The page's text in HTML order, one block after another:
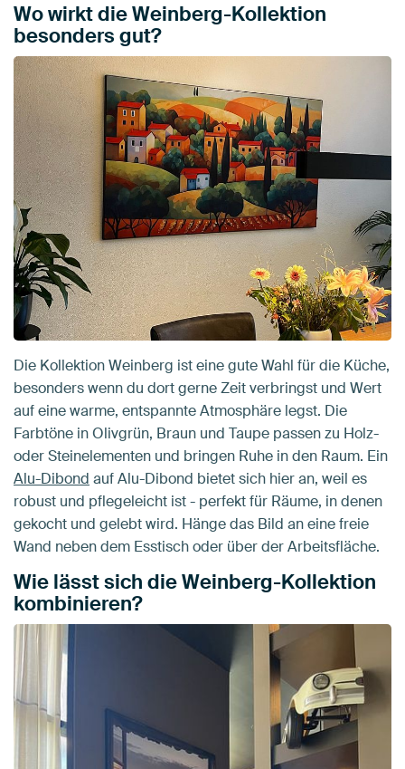
Wo wirkt die Weinberg-Kollektion
besonders gut?
Die Kollektion Weinberg ist eine gute Wahl für die Küche,
besonders wenn du dort gerne Zeit verbringst und Wert
auf eine warme, entspannte Atmosphäre legst. Die
Farbtöne in Olivgrün, Braun und Taupe passen zu Holz-
oder Steinelementen und bringen Ruhe in den Raum. Ein
Alu-Dibond auf Alu-Dibond bietet sich hier an, weil es
robust und pflegeleicht ist - perfekt für Räume, in denen
gekocht und gelebt wird. Hänge das Bild an eine freie
Wand neben dem Esstisch oder über der Arbeitsfläche.
Wie lässt sich die Weinberg-Kollektion
kombinieren?